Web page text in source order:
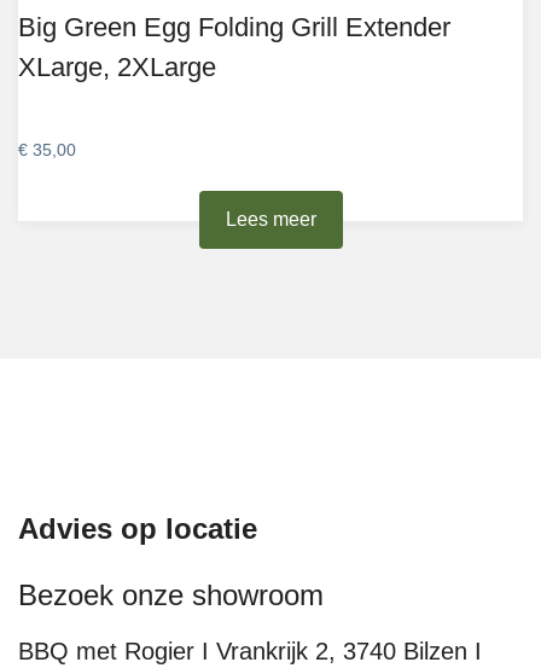
Lees meer
Big Green Egg Folding Grill Extender
XLarge, 2XLarge
€ 35,00
Advies op locatie
Bezoek onze showroom
BBQ met Rogier I Vrankrijk 2, 3740 Bilzen I